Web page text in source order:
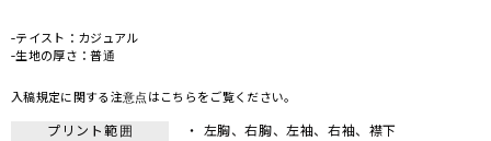
‐テイスト：カジュアル
‐生地の厚さ：普通
入稿規定に関する注意点は こちら をご覧ください。
プリント範囲
・ 左胸、右胸、左袖、右袖、襟下